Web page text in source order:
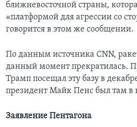
ближневосточной страны,
«платформой для агрессии со
говорится в этом же сообщении.
По данным источника CNN,
данный момент прекратилась.
Трамп посещал эту базу в
президент Майк Пенс был там в
Заявление Пентагона